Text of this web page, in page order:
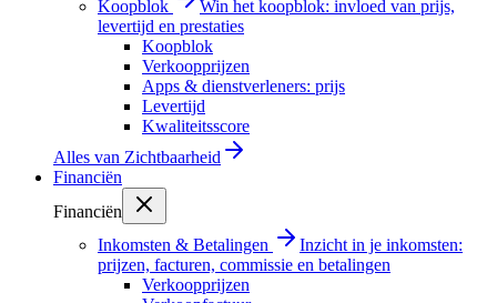
Koopblok
Win het koopblok: invloed van prijs,
levertijd en prestaties
Koopblok
Verkoopprijzen
Apps & dienstverleners: prijs
Levertijd
Kwaliteitsscore
Alles van Zichtbaarheid
Financiën
Financiën
Inkomsten & Betalingen
Inzicht in je inkomsten:
prijzen, facturen, commissie en betalingen
Verkoopprijzen